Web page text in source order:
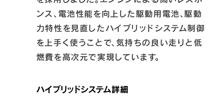
ンス、電池性能を向上した駆動用電池、駆動
力特性を見直したハイブリッドシステム制御
を上手く使うことで、気持ちの良い走りと低
燃費を高次元で実現しています。
ハイブリッドシステム詳細